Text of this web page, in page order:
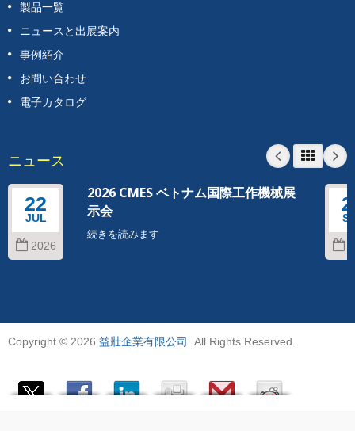
製品一覧
ニュースと出展案内
事例紹介
お問い合わせ
電子カタログ
ニュース
22
JUL
2026
2026 CMES ベトナム国際工作機械展
示会
続きを読みます
Copyright © 2026 益壯企業有限公司 . All Rights Reserved.